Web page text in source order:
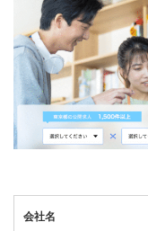
会社名